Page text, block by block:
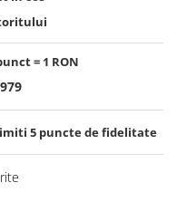
= 1 RON
5puncte de fidelitate